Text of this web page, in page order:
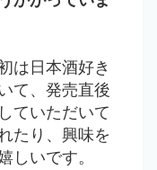
は日本酒好き
て、発売直後
ていただいて
たり、興味を
しいです。